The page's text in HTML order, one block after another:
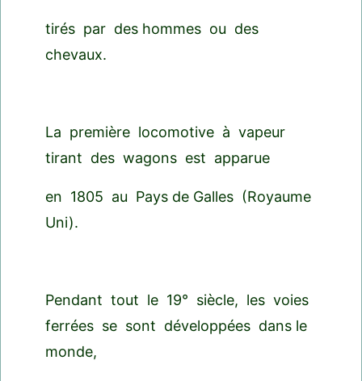
tirés par des hommes ou des
chevaux.
La première locomotive à vapeur
tirant des wagons est apparue
en 1805 au Pays de Galles (Royaume
Uni).
Pendant tout le 19° siècle, les voies
ferrées se sont développées dans le
monde,